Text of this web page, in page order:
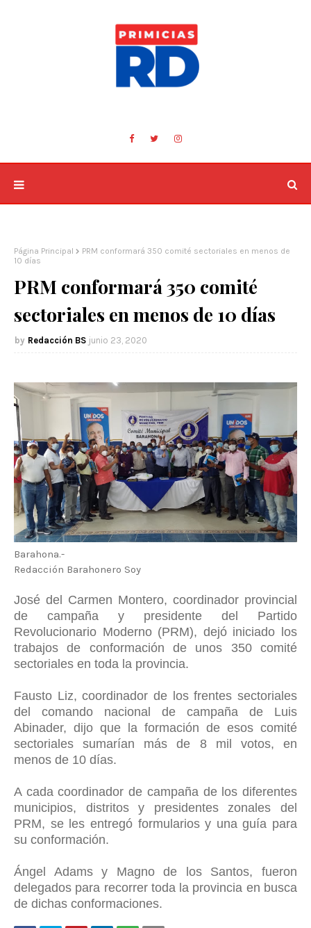
Página Principal
PRM conformará 350 comité sectoriales en menos de
10 días
PRM conformará 350 comité
sectoriales en menos de 10 días
Redacción BS junio 23, 2020
Barahona.-
Redacción Barahonero Soy
José del Carmen Montero, coordinador provincial
de campaña y presidente del Partido
Revolucionario Moderno (PRM), dejó iniciado los
trabajos de conformación de unos 350 comité
sectoriales en toda la provincia.
Fausto Liz, coordinador de los frentes sectoriales
del comando nacional de campaña de Luis
Abinader, dijo que la formación de esos comité
sectoriales sumarían más de 8 mil votos, en
menos de 10 días.
A cada coordinador de campaña de los diferentes
municipios, distritos y presidentes zonales del
PRM, se les entregó formularios y una guía para
su conformación.
Ángel Adams y Magno de los Santos, fueron
delegados para recorrer toda la provincia en busca
de dichas conformaciones.